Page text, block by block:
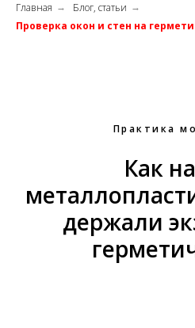
Главная → Блог, статьи →
Проверка окон и стен на
Практика
Как
держали